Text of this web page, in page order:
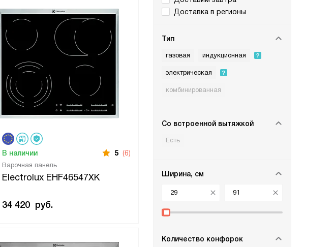
Доставка в регионы
Тип
газовая индукционная
электрическая
комбинированная
Со встроенной вытяжкой
Есть
Ширина, см
Количество конфорок
Варочная панель
Electrolux EHF46547XK
В наличии 5 (6)
34 420 руб.